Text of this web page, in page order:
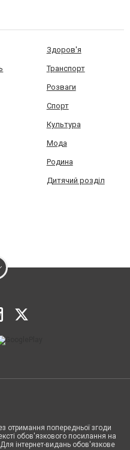
Здоров'я
Транспорт
Розваги
Спорт
Культура
Мода
Родина
Дитячий розділ
отримання попередньої згоди
обов'язкового посилання на
інтернет-видань обов'язкове